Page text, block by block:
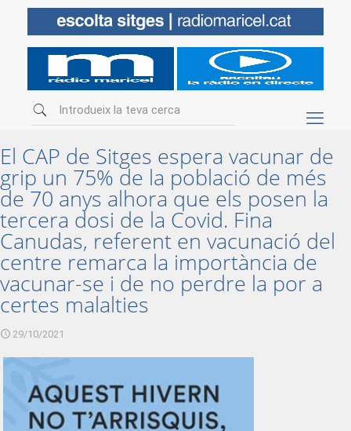
El CAP de Sitges espera vacunar de
grip un 75% de la població de més
de 70 anys alhora que els posen la
tercera dosi de la Covid. Fina
Canudas, referent en vacunació del
centre remarca la importància de
vacunar-se i de no perdre la por a
certes malalties
29/10/2021